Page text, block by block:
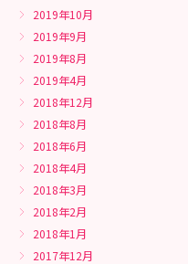
2019年10月
2019年9月
2019年8月
2019年4月
2018年12月
2018年8月
2018年6月
2018年4月
2018年3月
2018年2月
2018年1月
2017年12月